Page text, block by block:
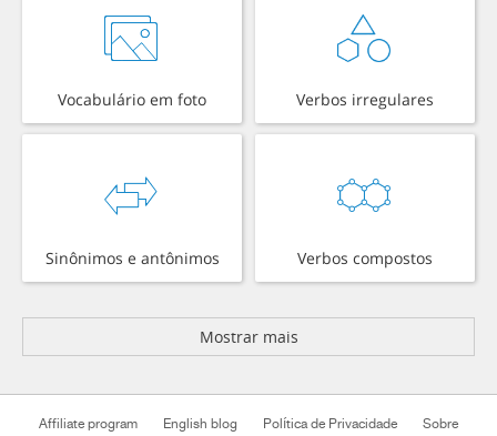
Vocabulário em foto Verbos irregulares
Sinônimos e antônimos Verbos compostos
Mostrar mais
Affiliate program English blog Política de Privacidade Sobre